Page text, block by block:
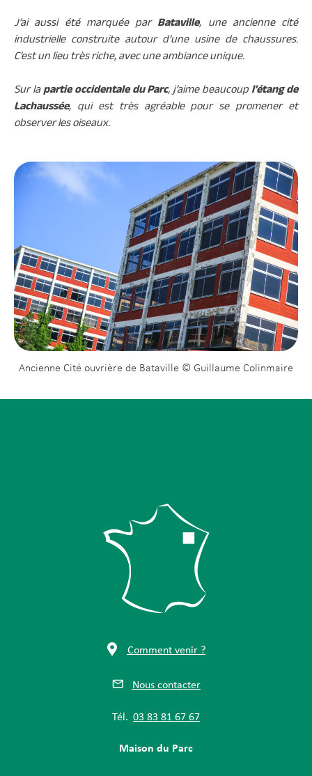
J’ai aussi été marquée par Bataville, une ancienne cité
industrielle construite autour d’une usine de chaussures.
C’est un lieu très riche, avec une ambiance unique.
Sur lapartie occidentale du Parc, j’aime beaucoupl’étang de
Lachaussée, qui est très agréable pour se promener et
observer les oiseaux.
Ancienne Cité ouvrière de Bataville © Guillaume Colinmaire
Comment venir ?
Nous contacter
Tél. 03 83 81 67 67
Maison du Parc